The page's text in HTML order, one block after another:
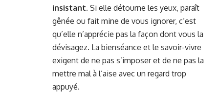
insistant. Si elle détourne les yeux, paraît
gênée ou fait mine de vous ignorer, c’est
qu’elle n’apprécie pas la façon dont vous la
dévisagez. La bienséance et le savoir-vivre
exigent de ne pas s’imposer et de ne pas la
mettre mal à l’aise avec un regard trop
appuyé.